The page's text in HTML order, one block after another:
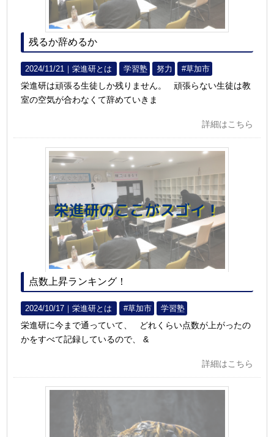
残るか辞めるか
2024/11/21｜栄進研とは 学習塾 努力 #草加市
栄進研は頑張る生徒しか残りません。 頑張らない生徒は教
室の空気が合わなくて辞めていきま
詳細はこちら
点数上昇ランキング！
2024/10/17｜栄進研とは #草加市 学習塾
栄進研に今まで通っていて、 どれくらい点数が上がったの
かをすべて記録しているので、 &
詳細はこちら